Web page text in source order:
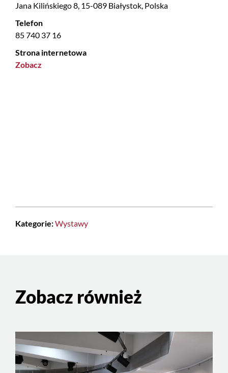
Jana Kilińskiego 8, 15-089 Białystok, Polska
Telefon
85 740 37 16
Strona internetowa
Zobacz
Kategorie:Wystawy
Zobacz również